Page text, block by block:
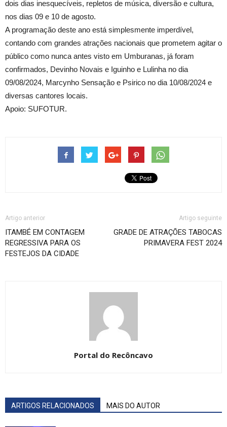
dois dias inesquecíveis, repletos de música, diversão e cultura,
nos dias 09 e 10 de agosto.
A programação deste ano está simplesmente imperdível,
contando com grandes atrações nacionais que prometem agitar o
público como nunca antes visto em Umburanas, já foram
confirmados, Devinho Novais e Iguinho e Lulinha no dia
09/08/2024, Marcynho Sensação e Psirico no dia 10/08/2024 e
diversas cantores locais.
Apoio: SUFOTUR.
Artigo anterior
ITAMBÉ EM CONTAGEM
REGRESSIVA PARA OS
FESTEJOS DA CIDADE
Artigo seguinte
GRADE DE ATRAÇÕES TABOCAS
PRIMAVERA FEST 2024
Portal do Recôncavo
ARTIGOS RELACIONADOS MAIS DO AUTOR